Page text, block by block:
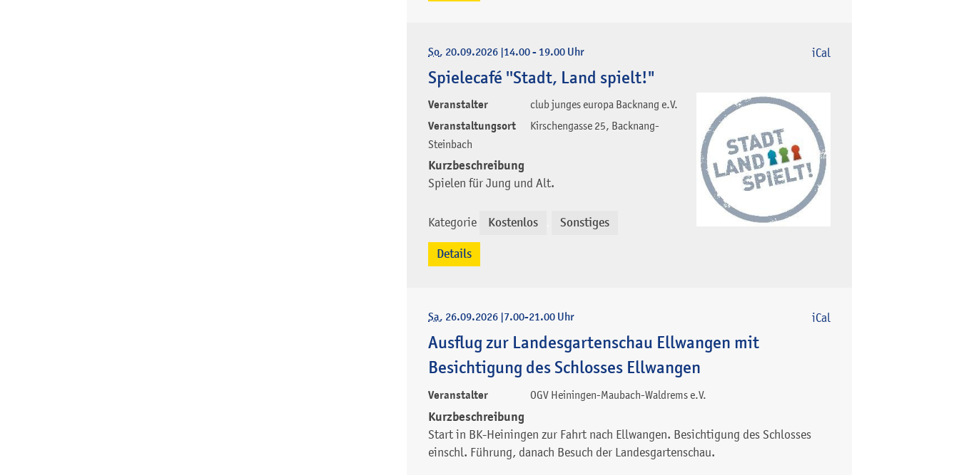
So, 20.09.2026 |14.00 - 19.00 Uhr
Spielecafé ''Stadt, Land spielt!"
Veranstalter club junges europa Backnang e.V.
Veranstaltungsort
Kirschengasse 25, Backnang-
Steinbach
Kurzbeschreibung
Spielen für Jung und Alt.
Kategorie Kostenlos Sonstiges
iCal
Details
Sa, 26.09.2026 |7.00-21.00 Uhr
Ausflug zur Landesgartenschau Ellwangen mit
Besichtigung des Schlosses Ellwangen
Veranstalter OGV Heiningen-Maubach-Waldrems e.V.
Kurzbeschreibung
Start in BK-Heiningen zur Fahrt nach Ellwangen. Besichtigung des Schlosses
einschl. Führung, danach Besuch der Landesgartenschau.
iCal